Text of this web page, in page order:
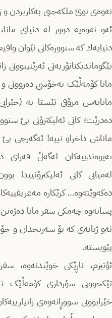
نەوەی نوێ ملکەچیی بەكاربردن و
ئەو نەوەیە دوور لە دنیای
دنیایەك کە سنوورەکانی نێوان
بێگوماندیكتاتۆریەتی
مانا کۆمەڵێک نەخۆشی دەروونی و
مانایەش مرۆڤی ئێستا بە
دەدرێت؛ کاتی ئەلیکترۆنی بێ
ماناش داخراو نییە! ئەگەرچی بێ
پەیوەندییەكان لەگەڵ فەزای
لەمیانی كاتی ئەلیكترۆنییدا
دەكەوێتەوە… کرێکارە
پسانەوە چەمكی سفر مانا
ئەو ژیانەی کە بۆ سەرنجدان و
پێویستە.
ئۆتیزم، ناڕێکی خوێندنەوە،
تێکچوونی سۆزداری
خێرابوونی سووڕانەوەی